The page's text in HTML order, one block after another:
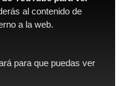
al contenido de
a la web.
para que puedas ver